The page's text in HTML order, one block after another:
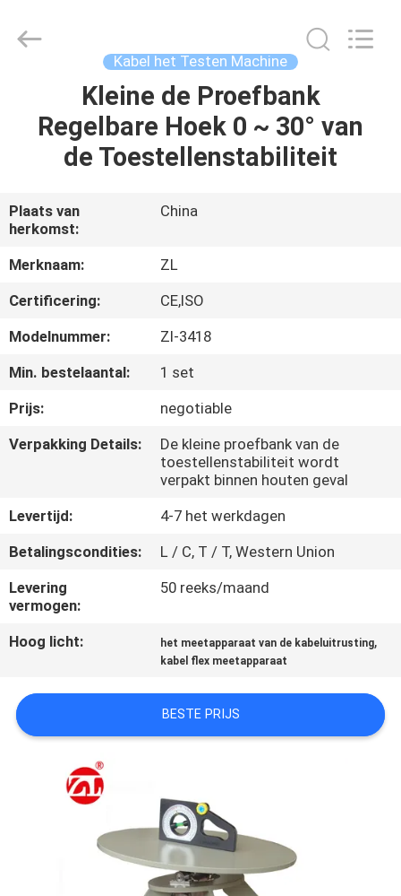
PRODUCTEN
VIDEOS
ONGEVEER
ONS
KWALITEITSCONTROLE
CONTACTEER
NIEUWS
VERZOEK
OM EEN
VR
SHOW
Technology
Kabel het Testen Machine
Kleine de Proefbank
Regelbare Hoek 0 ~ 30° van
de Toestellenstabiliteit
Plaats van
herkomst:
China
Merknaam:
ZL
Certificering:
CE,ISO
Modelnummer:
Zl-3418
Min. bestelaantal:
1 set
Prijs:
negotiable
Verpakking Details:
De kleine proefbank van de
toestellenstabiliteit wordt
verpakt binnen houten geval
Levertijd:
4-7 het werkdagen
Betalingscondities:
L / C, T / T, Western Union
Levering
vermogen:
50 reeks/maand
Hoog licht: het meetapparaat van de kabeluitrusting,
kabel flex meetapparaat
BESTE PRIJS